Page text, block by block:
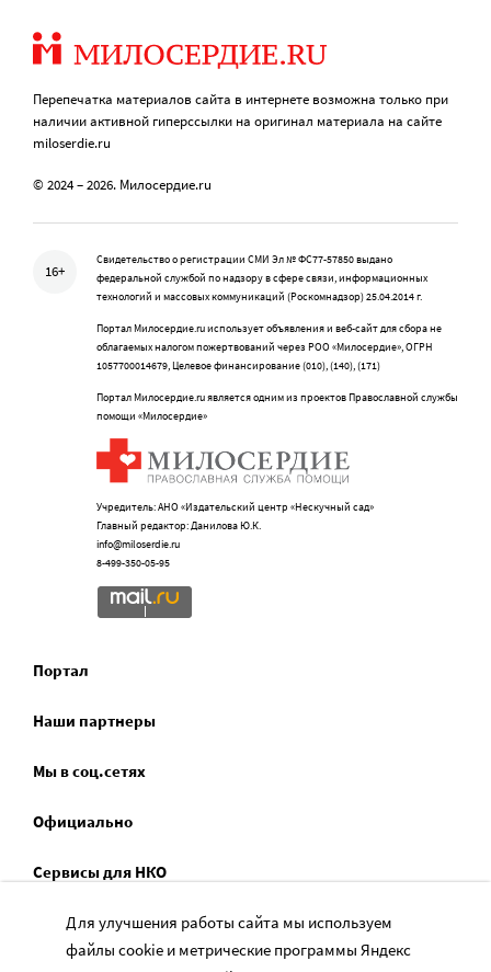
Перепечатка материалов сайта в интернете возможна только при
наличии активной гиперссылки на оригинал материала на сайте
miloserdie.ru
© 2024 – 2026. Милосердие.ru
16+
Свидетельство о регистрации СМИ Эл № ФС77-57850 выдано
федеральной службой по надзору в сфере связи, информационных
технологий и массовых коммуникаций (Роскомнадзор) 25.04.2014 г.
Портал Милосердие.ru использует объявления и веб-сайт для сбора не
облагаемых налогом пожертвований через РОО «Милосердие», ОГРН
1057700014679, Целевое финансирование (010), (140), (171)
Портал Милосердие.ru является одним из проектов Православной службы
помощи «Милосердие»
Учредитель: АНО «Издательский центр «Нескучный сад»
Главный редактор: Данилова Ю.К.
info@miloserdie.ru
8-499-350-05-95
Портал
Наши партнеры
Мы в соц.сетях
Официально
Сервисы для НКО
Спецпроекты
Для улучшения работы сайта мы используем
файлы cookie и метрические программы Яндекс